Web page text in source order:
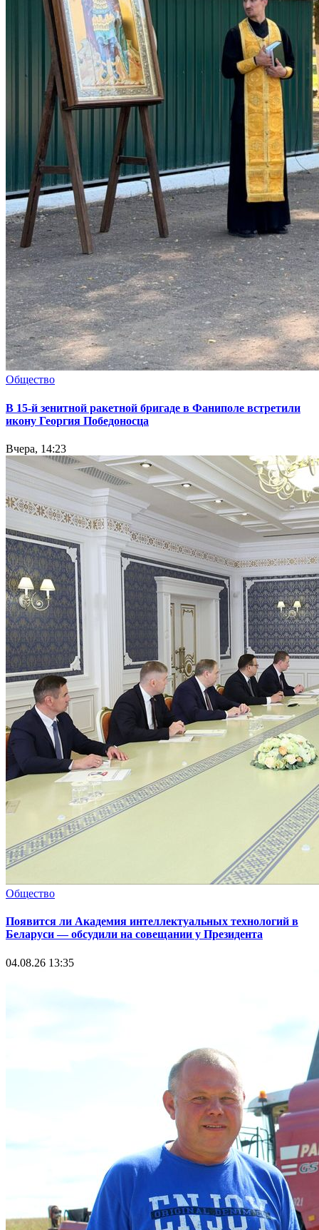
Общество
В 15-й зенитной ракетной бригаде в Фаниполе встретили
икону Георгия Победоносца
Вчера, 14:23
Общество
Появится ли Академия интеллектуальных технологий в
Беларуси — обсудили на совещании у Президента
04.08.26 13:35